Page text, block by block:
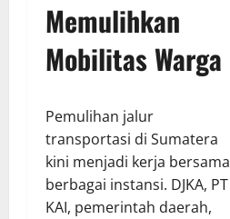
Memulihkan
Mobilitas Warga
Pemulihan jalur
transportasi di Sumatera
kini menjadi kerja bersama
berbagai instansi. DJKA, PT
KAI, pemerintah daerah,